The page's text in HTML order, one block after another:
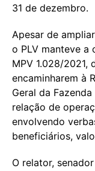
31 de dezembro.
Apesar de
o PLV manteve a
MPV 1.028/2021,
encaminharem à
Geral da
relação de
envolvendo
beneficiários,
O relator,